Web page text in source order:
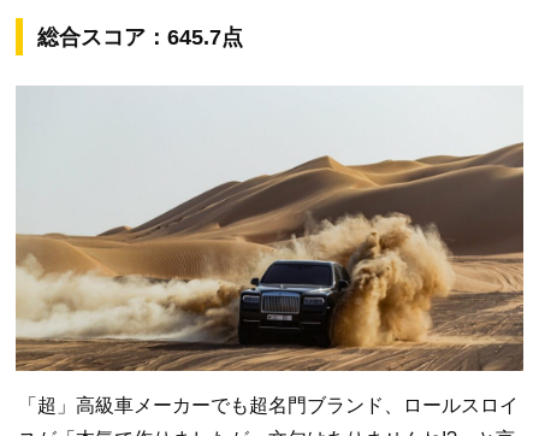
総合スコア：645.7点
「超」高級車メーカーでも超名門ブランド、ロールスロイ